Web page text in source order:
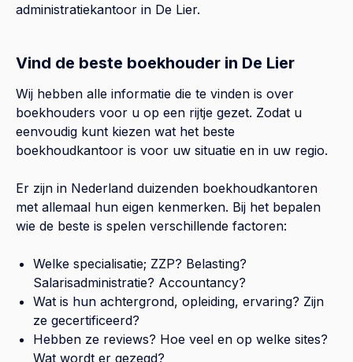
administratiekantoor in De Lier.
Vind de beste boekhouder in De Lier
Wij hebben alle informatie die te vinden is over
boekhouders voor u op een rijtje gezet. Zodat u
eenvoudig kunt kiezen wat het beste
boekhoudkantoor is voor uw situatie en in uw regio.
Er zijn in Nederland duizenden boekhoudkantoren
met allemaal hun eigen kenmerken. Bij het bepalen
wie de beste is spelen verschillende factoren:
Welke specialisatie; ZZP? Belasting?
Salarisadministratie? Accountancy?
Wat is hun achtergrond, opleiding, ervaring? Zijn
ze gecertificeerd?
Hebben ze reviews? Hoe veel en op welke sites?
Wat wordt er gezegd?